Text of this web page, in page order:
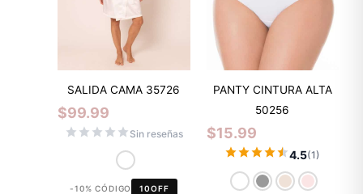
SALIDA CAMA 35726
$99.99
Sin reseñas
-10% CÓDIGO 10OFF
PANTY CINTURA ALTA
50256
$15.99
4.5(1)